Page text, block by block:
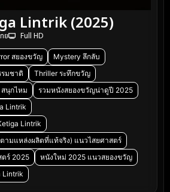
Lintrik (2025)
ย
Full HD
สยองขวัญ
Mystery ลึกลับ
รมชาติ
Thriller ระทึกขวัญ
นุกไหม
รวมหนังสยองขวัญน่าดูปี 2025
Lintrik
Lintrik
ามแหล่งผลิตที่แท้จริง) แนวไสยศาสตร์
ร์ 2025
หนังใหม่ 2025 แนวสยองขวัญ
Lintrik